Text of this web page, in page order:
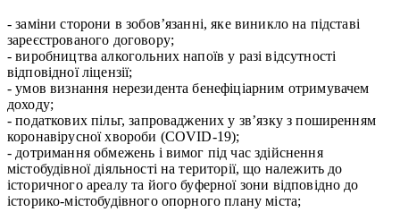
- заміни сторони в зобов’язанні, яке виникло на підставі
зареєстрованого договору;
- виробництва алкогольних напоїв у разі відсутності
відповідної ліцензії;
- умов визнання нерезидента бенефіціарним отримувачем
доходу;
- податкових пільг, запроваджених у зв’язку з поширенням
коронавірусної хвороби (COVID-19);
- дотримання обмежень і вимог під час здійснення
містобудівної діяльності на території, що належить до
історичного ареалу та його буферної зони відповідно до
історико-містобудівного опорного плану міста;